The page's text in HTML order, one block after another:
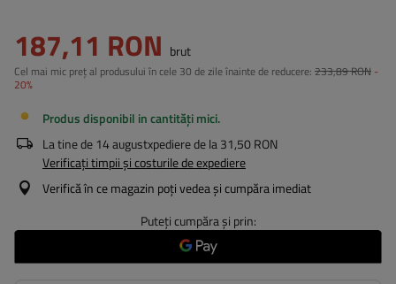
187,11 RON brut
Cel mai mic preț al produsului în cele 30 de zile înainte de reducere: 233,89 RON -
20%
Produs disponibil in cantități mici
La tine de14 augustxpediere de la31,50 RON
Verificați timpii și costurile de expediere
Verifică în ce magazin poți vedea și cumpăra imediat
Puteți cumpăra și prin: